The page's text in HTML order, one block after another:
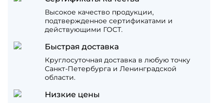
Высокое качество продукции,
подтвержденное сертификатами и
действующими ГОСТ.
Быстрая доставка
Круглосуточная доставка в любую точку
Санкт-Петербурга и Ленинградской
области.
Низкие цены